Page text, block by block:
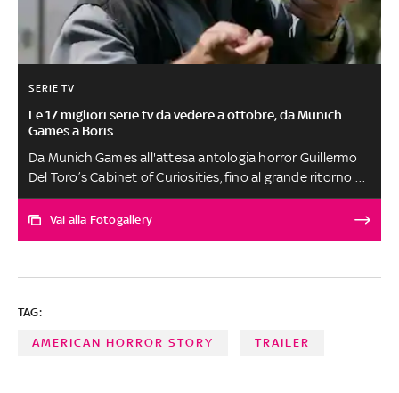
SERIE TV
Le 17 migliori serie tv da vedere a ottobre, da Munich
Games a Boris
Da Munich Games all'attesa antologia horror Guillermo
Del Toro’s Cabinet of Curiosities, fino al grande ritorno di
Boris: scopri le serie da non perdere a ottobre
Vai alla Fotogallery
TAG:
AMERICAN HORROR STORY TRAILER